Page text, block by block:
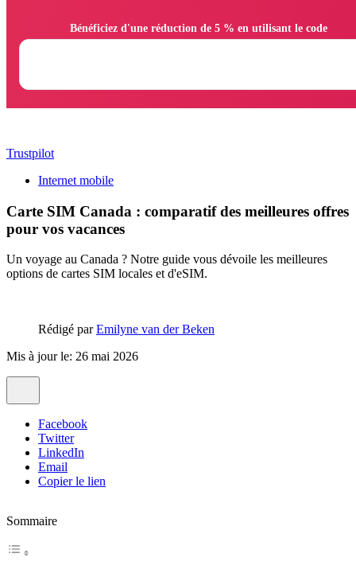
Trustpilot
Internet mobile
Carte SIM Canada : comparatif des meilleures offres
pour vos vacances
Un voyage au Canada ? Notre guide vous dévoile les meilleures
options de cartes SIM locales et d'eSIM.
Rédigé parEmilyne van der Beken
Mis à jour le: 26 mai 2026
Facebook
Twitter
LinkedIn
Email
Copier le lien
Sommaire